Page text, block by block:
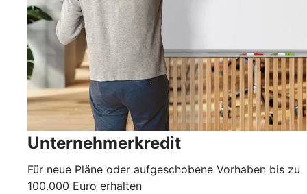
Unternehmerkredit
Für neue Pläne oder aufgeschobene Vorhaben bis zu
100.000 Euro erhalten